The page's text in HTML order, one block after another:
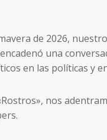
de 2026,
una
en las políticas y
nos